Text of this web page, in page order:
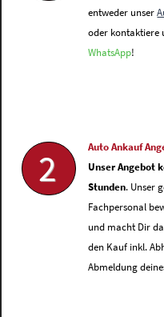
entweder unser
oder kontaktiere
WhatsApp!
2
Auto Ankauf
Unser Angebot
Stunden. Unser
Fachpersonal
und macht Dir
den Kauf inkl.
Abmeldung